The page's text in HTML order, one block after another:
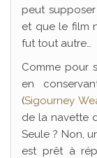
peut
et que le film
fut tout autre…
Comme pour
en
(Sigourney
de la navette
Seule ? Non,
est prêt à